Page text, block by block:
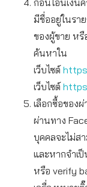
ก่อนโอนเงิน
มีชื่ออยู่ในรา
ของผู้ขาย หรื
ค้นหาใน
เว็บไซต์
เว็บไซต์
เลือกซื้อของ
ผ่านทาง
บุคคลจะไม่ส
และหากจำเ
หรือ verify